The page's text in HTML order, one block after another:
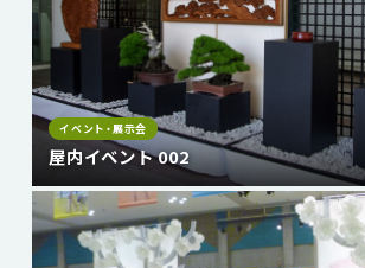
イベント・展示会
屋内イベント 002